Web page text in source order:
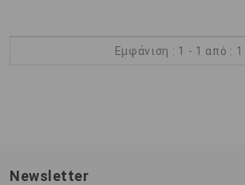
Εμφάνιση : 1 - 1 από : 1
Newsletter